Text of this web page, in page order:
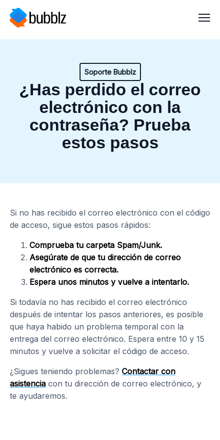
Soporte Bubblz
¿Has perdido el correo
electrónico con la
contraseña? Prueba
estos pasos
Si no has recibido el correo electrónico con el código
de acceso, sigue estos pasos rápidos:
Comprueba tu carpeta Spam/Junk.
Asegúrate de que tu dirección de correo
electrónico es correcta.
Espera unos minutos y vuelve a intentarlo.
Si todavía no has recibido el correo electrónico
después de intentar los pasos anteriores, es posible
que haya habido un problema temporal con la
entrega del correo electrónico. Espera entre 10 y 15
minutos y vuelve a solicitar el código de acceso.
¿Sigues teniendo problemas? Contactar con
asistencia con tu dirección de correo electrónico, y
te ayudaremos.